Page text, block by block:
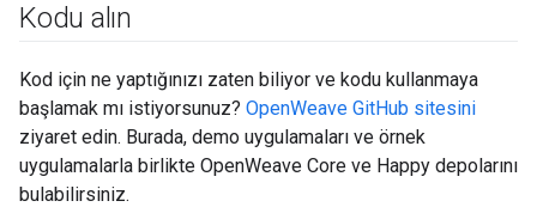
Kodu alın
Kod için ne yaptığınızı zaten biliyor ve kodu kullanmaya
başlamak mı istiyorsunuz? OpenWeave GitHub sitesini
ziyaret edin. Burada, demo uygulamaları ve örnek
uygulamalarla birlikte OpenWeave Core ve Happy depolarını
bulabilirsiniz.